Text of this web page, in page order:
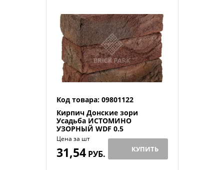
Код товара: 09801122
Кирпич Донские зори
Усадьба ИСТОМИНО
УЗОРНЫЙ WDF 0.5
Цена за шт
31,54РУБ. КУПИТЬ